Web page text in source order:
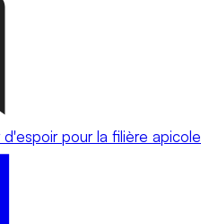
pour la filière apicole